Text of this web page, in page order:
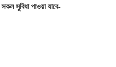
সুবিধা পাওয়া যাবে-